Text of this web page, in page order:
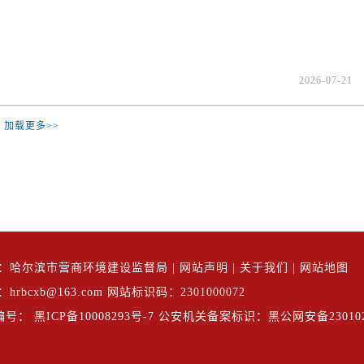
2026-07-21
加载更多>>
哈尔滨市营商环境建设监督局 网站声明 关于我们
网站地图
hrbcxb@163.com 网站标识码：2301000072
号： 黑ICP备10008293号-7 公安机关备案标识：黑公网安备